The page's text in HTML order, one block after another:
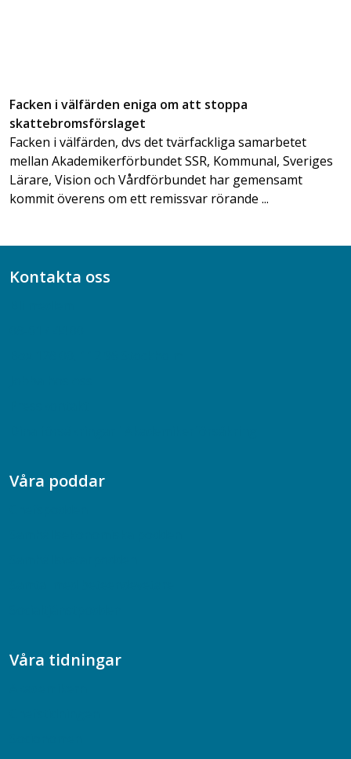
Facken i välfärden eniga om att stoppa
skattebromsförslaget
Facken i välfärden, dvs det tvärfackliga samarbetet
mellan Akademikerförbundet SSR, Kommunal, Sveriges
Lärare, Vision och Vårdförbundet har gemensamt
kommit överens om ett remissvar rörande ...
Kontakta oss
Våra poddar
Våra tidningar